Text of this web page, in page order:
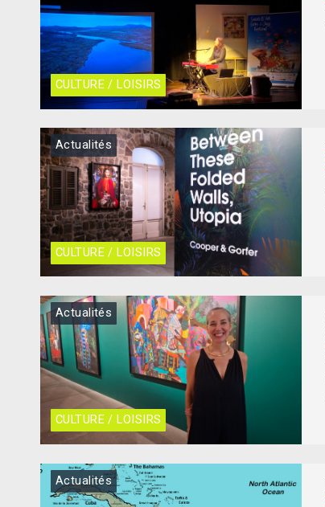
CULTURE / LOISIRS
CULTURE / LOISIRS
Actualités
CULTURE / LOISIRS
Actualités
Actualités